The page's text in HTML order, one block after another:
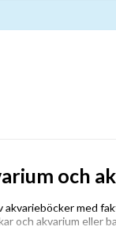
och
med
och akvarium eller